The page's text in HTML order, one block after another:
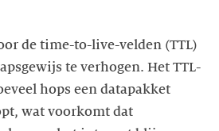
de time-to-live-velden (TTL)
te verhogen. Het TTL-
hops een datapakket
wat voorkomt dat